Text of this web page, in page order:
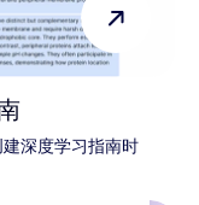
深度学习指南时